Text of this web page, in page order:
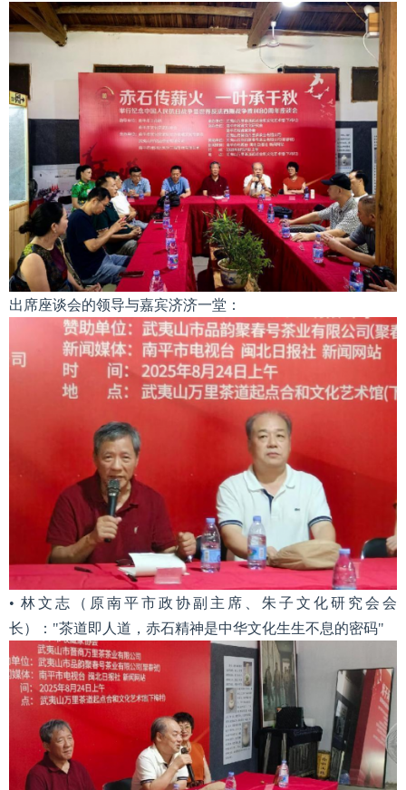
出席座谈会的领导与嘉宾济济一堂：
• 林文志（原南平市政协副主席、朱子文化研究会会
长）："茶道即人道，赤石精神是中华文化生生不息的密码"